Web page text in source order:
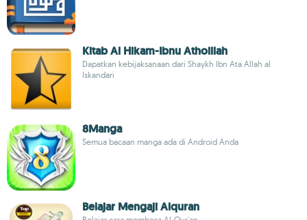
Kitab Al Hikam-Ibnu Athoillah
Dapatkan kebijaksanaan dari Shaykh Ibn Ata Allah al
Iskandari
8Manga
Semua bacaan manga ada di Android Anda
Belajar Mengaji Alquran